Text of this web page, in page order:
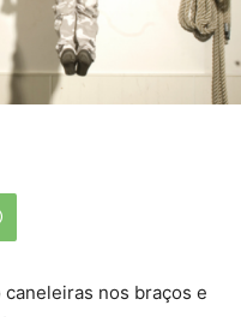
nos braços e